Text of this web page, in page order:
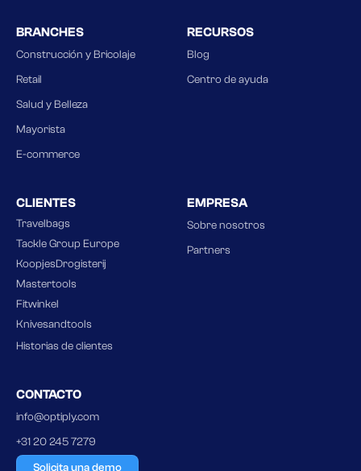
BRANCHES
Construcción y Bricolaje
Retail
Salud y Belleza
Mayorista
E-commerce
RECURSOS
Blog
Centro de ayuda
CLIENTES
Travelbags
Tackle Group Europe
KoopjesDrogisterij
Mastertools
Fitwinkel
Knivesandtools
Historias de clientes
EMPRESA
Sobre nosotros
Partners
CONTACTO
info@optiply.com
+31 20 245 7279
Solicita una demo